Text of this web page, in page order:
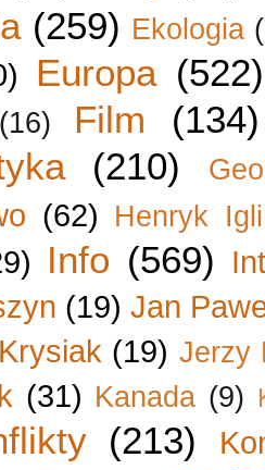
(259) Ekologia
Europa (522)
(16) Film
(134)
(210)
(62) Henryk
Info (569)
(19) Jan
(19) Jerzy
(31) Kanada (9)
(213)